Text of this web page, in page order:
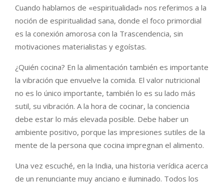
Cuando hablamos de «espiritualidad» nos referimos a la
noción de espiritualidad sana, donde el foco primordial
es la conexión amorosa con la Trascendencia, sin
motivaciones materialistas y egoístas.
¿Quién cocina? En la alimentación también es importante
la vibración que envuelve la comida. El valor nutricional
no es lo único importante, también lo es su lado más
sutil, su vibración. A la hora de cocinar, la conciencia
debe estar lo más elevada posible. Debe haber un
ambiente positivo, porque las impresiones sutiles de la
mente de la persona que cocina impregnan el alimento.
Una vez escuché, en la India, una historia verídica acerca
de un renunciante muy anciano e iluminado. Todos los